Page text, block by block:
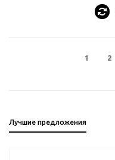
1 2
Лучшие предложения